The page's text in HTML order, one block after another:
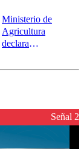
Ministerio de
Agricultura
declara
agrícola para
Señal 2